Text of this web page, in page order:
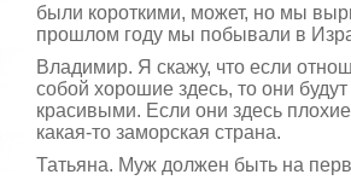
были короткими, может, но мы
прошлом году мы побывали в
Владимир. Я скажу, что если
собой хорошие здесь, то они
красивыми. Если они здесь
какая-то заморская страна.
Татьяна. Муж должен быть на